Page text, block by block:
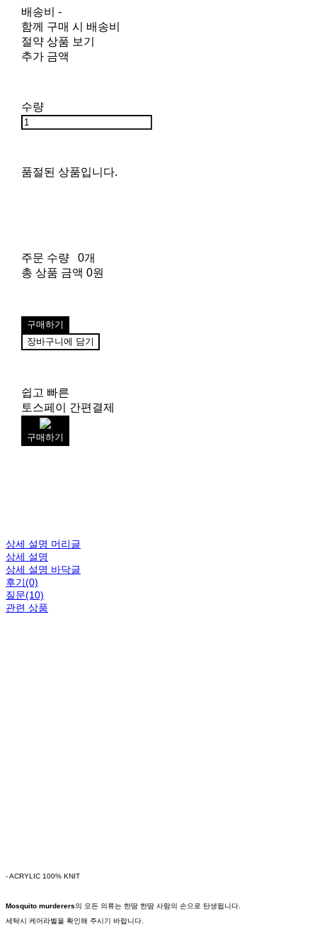
배송비 -
함께 구매 시 배송비
절약 상품 보기
추가 금액
수량
품절된 상품입니다.
주문 수량
0개
총 상품 금액 0원
구매하기
장바구니에 담기
쉽고 빠른
토스페이 간편결제
구매하기
상세 설명 머리글
상세 설명
상세 설명 바닥글
후기(0)
질문(10)
관련 상품
- ACRYLIC 100% KNIT
Mosquito murderers의 모든 의류는 한땀 한땀 사람의 손으로 탄생됩니다.
세탁시 케어라벨을 확인해 주시기 바랍니다.